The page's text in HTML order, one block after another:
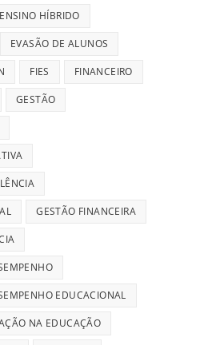
ENSINO HÍBRIDO
EVASÃO DE ALUNOS
FIES FINANCEIRO
GESTÃO
GESTÃO FINANCEIRA
EDUCACIONAL
NA EDUCAÇÃO